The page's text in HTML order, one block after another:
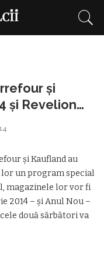
şi
şi Revelion
şi Kaufland au
un program special
magazinele lor vor fi
2014 – şi Anul Nou –
două sărbători va